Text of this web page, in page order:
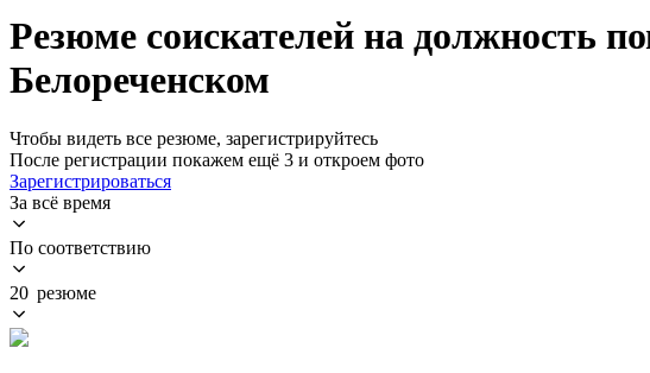
Резюме соискателей на должность
Белореченском
Чтобы видеть все резюме, зарегистрируйтесь
После регистрации покажем ещё 3 и откроем фото
Зарегистрироваться
За всё время
По соответствию
20 резюме